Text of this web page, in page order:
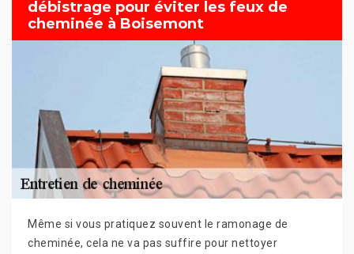
débistrage pour éviter les feux de
cheminée à Boisemont
Même si vous pratiquez souvent le ramonage de
cheminée, cela ne va pas suffire pour nettoyer